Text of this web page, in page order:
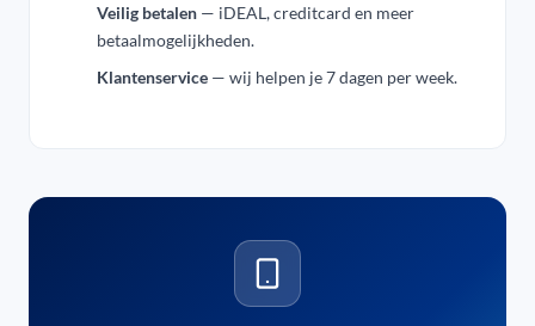
Veilig betalen — iDEAL, creditcard en meer
betaalmogelijkheden.
Klantenservice — wij helpen je 7 dagen per week.